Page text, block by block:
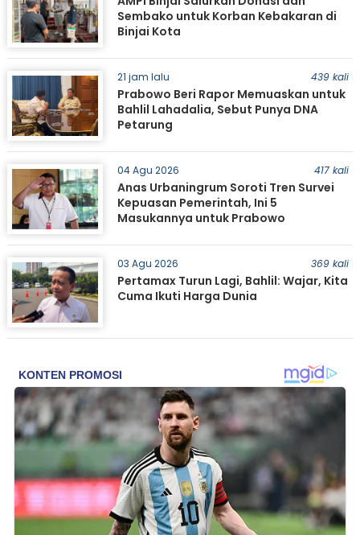
Sembako untuk Korban Kebakaran di
Binjai Kota
21 jam lalu 439 kali
Prabowo Beri Rapor Memuaskan untuk
Bahlil Lahadalia, Sebut Punya DNA
Petarung
04 Agu 2026 417 kali
Anas Urbaningrum Soroti Tren Survei
Kepuasan Pemerintah, Ini 5
Masukannya untuk Prabowo
03 Agu 2026 369 kali
Pertamax Turun Lagi, Bahlil: Wajar, Kita
Cuma Ikuti Harga Dunia